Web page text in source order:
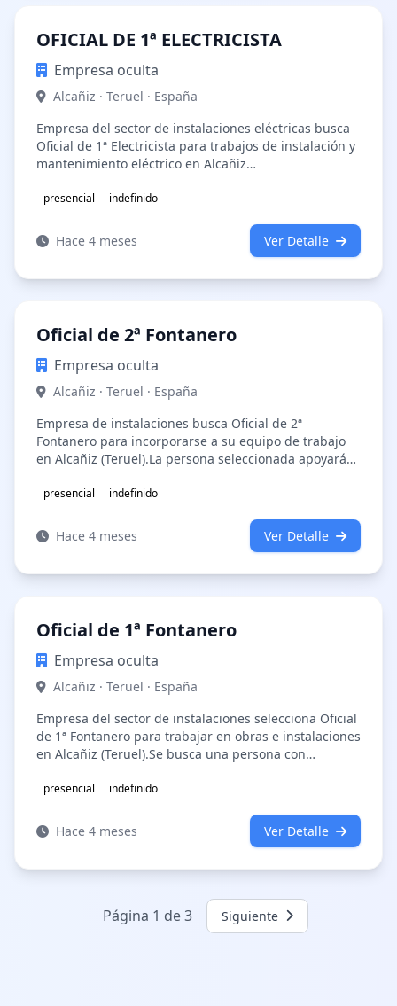
OFICIAL DE 1ª ELECTRICISTA
Empresa oculta
Alcañiz · Teruel · España
Empresa del sector de instalaciones eléctricas busca
Oficial de 1ª Electricista para trabajos de instalación y
mantenimiento eléctrico en Alcañiz
presencial indefinido
Hace 4 meses Ver Detalle
Oficial de 2ª Fontanero
Empresa oculta
Alcañiz · Teruel · España
Empresa de instalaciones busca Oficial de 2ª
Fontanero para incorporarse a su equipo de trabajo
en Alcañiz (Teruel).La persona seleccionada apoyará
presencial indefinido
Hace 4 meses Ver Detalle
Oficial de 1ª Fontanero
Empresa oculta
Alcañiz · Teruel · España
Empresa del sector de instalaciones selecciona Oficial
de 1ª Fontanero para trabajar en obras e instalaciones
en Alcañiz (Teruel).Se busca una persona con
presencial indefinido
Hace 4 meses Ver Detalle
Página 1 de 3 Siguiente